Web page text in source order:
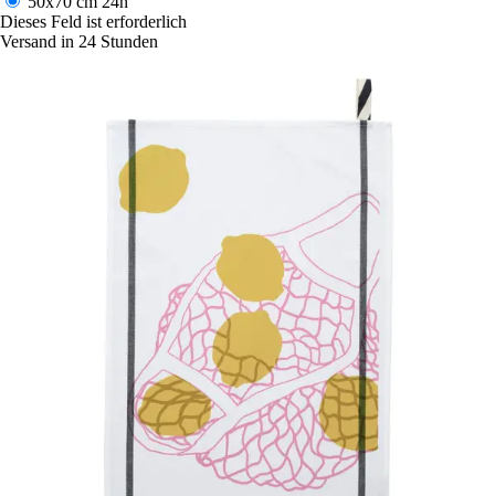
Dieses Feld ist erforderlich
Versand in 24 Stunden